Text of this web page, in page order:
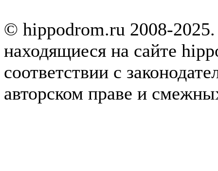
© hippodrom.ru 2008-
находящиеся на сайте
соответствии с
авторском праве и